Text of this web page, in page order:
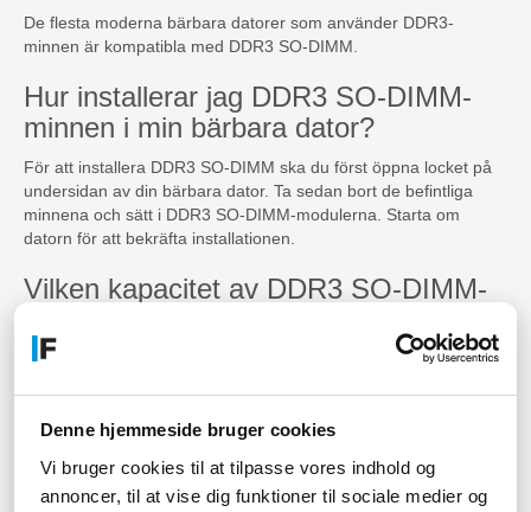
Denne hjemmeside bruger cookies
Vi bruger cookies til at tilpasse vores indhold og
annoncer, til at vise dig funktioner til sociale medier og
De flesta moderna bärbara datorer som använder DDR3-
minnen är kompatibla med DDR3 SO-DIMM.
Hur installerar jag DDR3 SO-DIMM-
minnen i min bärbara dator?
För att installera DDR3 SO-DIMM ska du först öppna locket på
undersidan av din bärbara dator. Ta sedan bort de befintliga
minnena och sätt i DDR3 SO-DIMM-modulerna. Starta om
datorn för att bekräfta installationen.
Vilken kapacitet av DDR3 SO-DIMM-
Det beror på dina behov. Om du använder applikationer som
Hur lång är garantin för DDR3 SO-
DIMM-minnen?